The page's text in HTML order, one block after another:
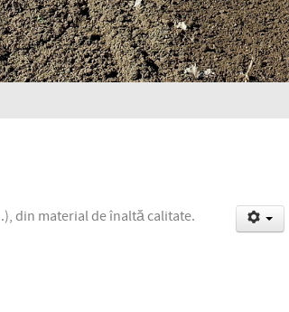
), din material de înaltă calitate.